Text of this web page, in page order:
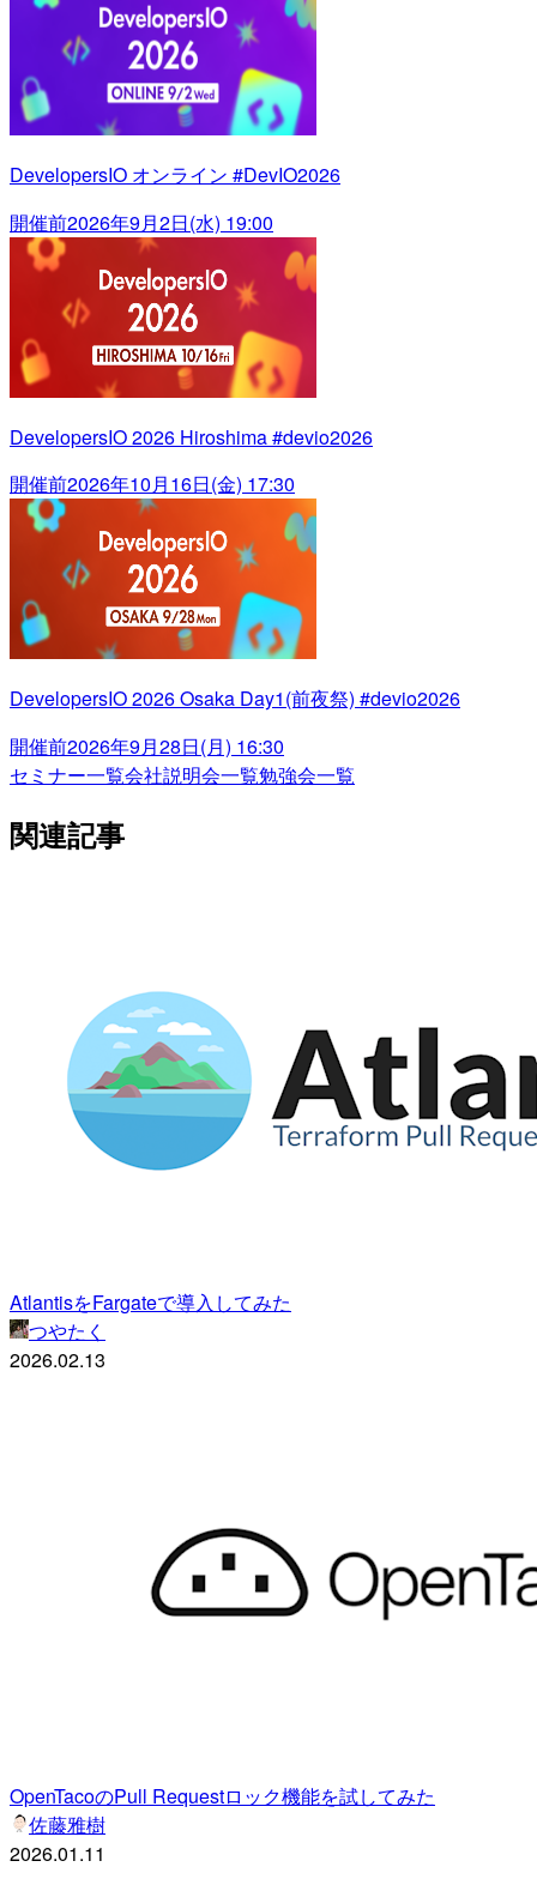
DevelopersIO オンライン #DevIO2026
開催前2026年9月2日(水) 19:00
DevelopersIO 2026 Hiroshima #devio2026
開催前2026年10月16日(金) 17:30
DevelopersIO 2026 Osaka Day1(前夜祭) #devio2026
開催前2026年9月28日(月) 16:30
セミナー一覧会社説明会一覧勉強会一覧
関連記事
AtlantisをFargateで導入してみた
つやたく
2026.02.13
OpenTacoのPull Requestロック機能を試してみた
佐藤雅樹
2026.01.11